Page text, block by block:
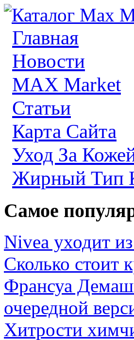
Главная
Новости
MAX Market
Статьи
Карта Сайта
Уход За
Жирный Тип
Самое
Nivea уходит
Сколько стоит
Франсуа
очередной
Хитрости